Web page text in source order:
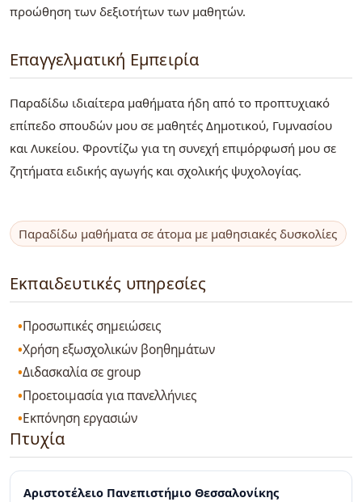
προώθηση των δεξιοτήτων των μαθητών.
Επαγγελματική Εμπειρία
Παραδίδω ιδιαίτερα μαθήματα ήδη από το προπτυχιακό
επίπεδο σπουδών μου σε μαθητές Δημοτικού, Γυμνασίου
και Λυκείου. Φροντίζω για τη συνεχή επιμόρφωσή μου σε
ζητήματα ειδικής αγωγής και σχολικής ψυχολογίας.
Παραδίδω μαθήματα σε άτομα με μαθησιακές δυσκολίες
Εκπαιδευτικές υπηρεσίες
Προσωπικές σημειώσεις
Χρήση εξωσχολικών βοηθημάτων
Διδασκαλία σε group
Προετοιμασία για πανελλήνιες
Εκπόνηση εργασιών
Πτυχία
Αριστοτέλειο Πανεπιστήμιο Θεσσαλονίκης